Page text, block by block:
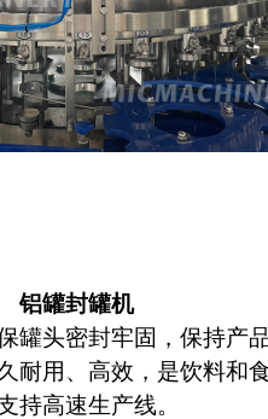
铝罐封罐机
罐头密封牢固，保持产
耐用、高效，是饮料和
持高速生产线。